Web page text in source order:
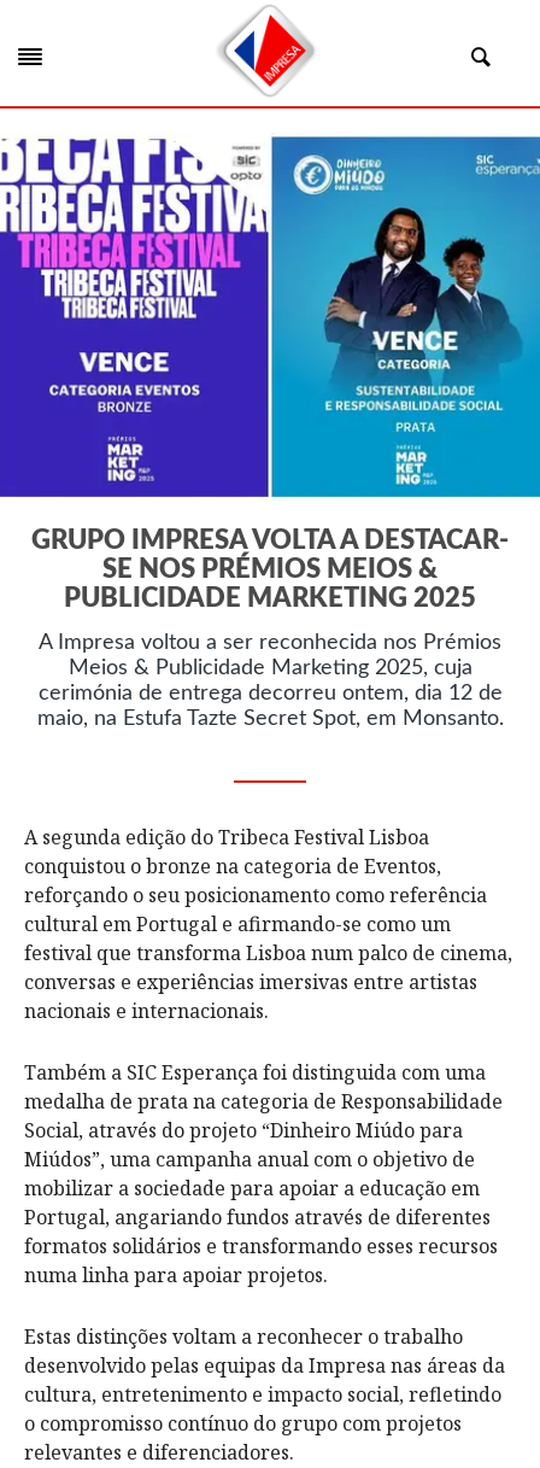
GRUPO IMPRESA VOLTA A DESTACAR-
SE NOS PRÉMIOS MEIOS &
PUBLICIDADE MARKETING 2025
A Impresa voltou a ser reconhecida nos Prémios
Meios & Publicidade Marketing 2025, cuja
cerimónia de entrega decorreu ontem, dia 12 de
maio, na Estufa Tazte Secret Spot, em Monsanto.
A segunda edição do Tribeca Festival Lisboa
conquistou o bronze na categoria de Eventos,
reforçando o seu posicionamento como referência
cultural em Portugal e afirmando-se como um
festival que transforma Lisboa num palco de cinema,
conversas e experiências imersivas entre artistas
nacionais e internacionais.
Também a SIC Esperança foi distinguida com uma
medalha de prata na categoria de Responsabilidade
Social, através do projeto “Dinheiro Miúdo para
Miúdos”, uma campanha anual com o objetivo de
mobilizar a sociedade para apoiar a educação em
Portugal, angariando fundos através de diferentes
formatos solidários e transformando esses recursos
numa linha para apoiar projetos.
Estas distinções voltam a reconhecer o trabalho
desenvolvido pelas equipas da Impresa nas áreas da
cultura, entretenimento e impacto social, refletindo
o compromisso contínuo do grupo com projetos
relevantes e diferenciadores.